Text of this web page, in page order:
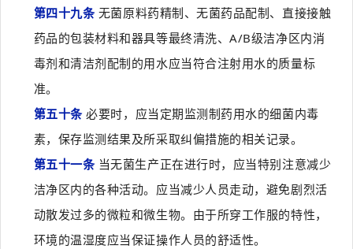
第四十九条无菌原料药精制、无菌药品配制、直接接触
药品的包装材料和器具等最终清洗、A/B级洁净区内消
毒剂和清洁剂配制的用水应当符合注射用水的质量标
准。
第五十条必要时，应当定期监测制药用水的细菌内毒
素，保存监测结果及所采取纠偏措施的相关记录。
第五十一条 当无菌生产正在进行时，应当特别注意减少
洁净区内的各种活动。应当减少人员走动，避免剧烈活
动散发过多的微粒和微生物。由于所穿工作服的特性，
环境的温湿度应当保证操作人员的舒适性。